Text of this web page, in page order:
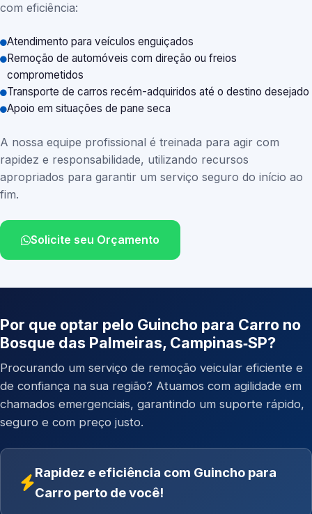
com eficiência:
Atendimento para veículos enguiçados
Remoção de automóveis com direção ou freios
comprometidos
Transporte de carros recém-adquiridos até o destino desejado
Apoio em situações de pane seca
A nossa equipe profissional é treinada para agir com
rapidez e responsabilidade, utilizando recursos
apropriados para garantir um serviço seguro do início ao
fim.
Solicite seu Orçamento
Por que optar pelo Guincho para Carro no
Bosque das Palmeiras, Campinas‑SP?
Procurando um serviço de remoção veicular eficiente e
de confiança na sua região? Atuamos com agilidade em
chamados emergenciais, garantindo um suporte rápido,
seguro e com preço justo.
Rapidez e eficiência com Guincho para
Carro perto de você!